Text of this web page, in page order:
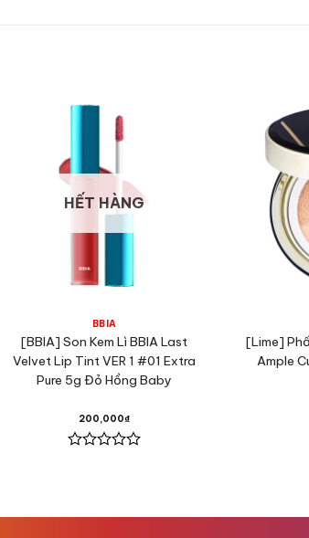
đa dạng, trendy phù hợp nhiều phong
màu lâu trôi, Colorkey Mousse Lip
tự tin nổi bật suốt cả ngày mà không
HẾT HÀNG
BBIA
[BBIA] Son Kem Lì BBIA Last
Velvet Lip Tint VER 1 #01 Extra
Pure 5g Đỏ Hồng Baby
200,000₫
5
[Lime]
Ample